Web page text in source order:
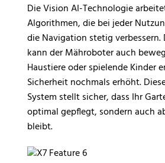
Die Vision AI-Technologie
Algorithmen, die bei jeder
die Navigation stetig verbessern.
kann der Mähroboter auch
Haustiere oder spielende Kinder
Sicherheit nochmals erhöht.
System stellt sicher, dass Ihr
optimal gepflegt, sondern auch
bleibt.